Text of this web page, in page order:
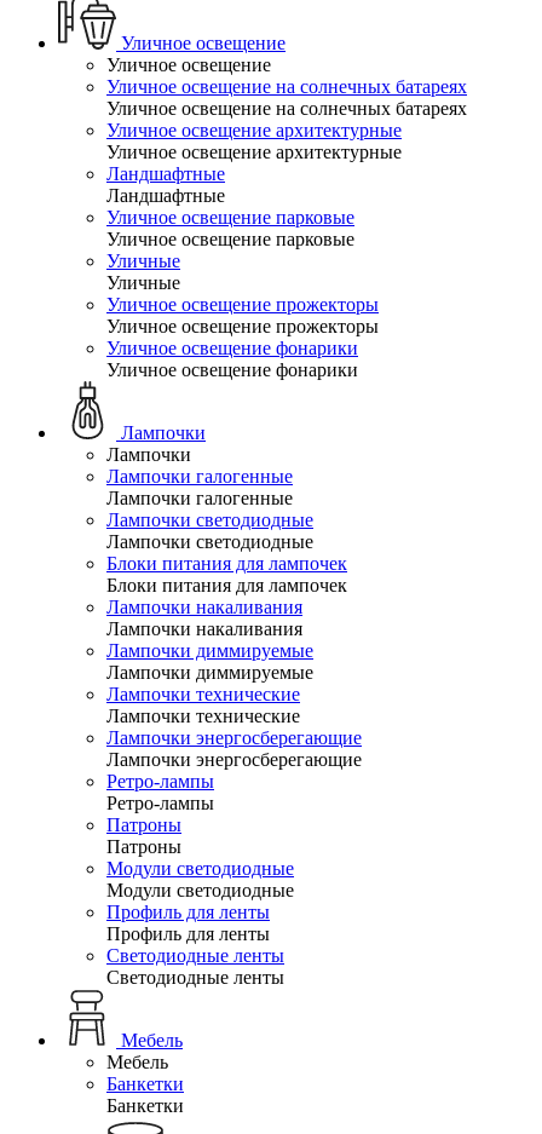
Уличное освещение
Уличное освещение
Уличное освещение на солнечных батареях
Уличное освещение на солнечных батареях
Уличное освещение архитектурные
Уличное освещение архитектурные
Ландшафтные
Ландшафтные
Уличное освещение парковые
Уличное освещение парковые
Уличные
Уличные
Уличное освещение прожекторы
Уличное освещение прожекторы
Уличное освещение фонарики
Уличное освещение фонарики
Лампочки
Лампочки
Лампочки галогенные
Лампочки галогенные
Лампочки светодиодные
Лампочки светодиодные
Блоки питания для лампочек
Блоки питания для лампочек
Лампочки накаливания
Лампочки накаливания
Лампочки диммируемые
Лампочки диммируемые
Лампочки технические
Лампочки технические
Лампочки энергосберегающие
Лампочки энергосберегающие
Ретро-лампы
Ретро-лампы
Патроны
Патроны
Модули светодиодные
Модули светодиодные
Профиль для ленты
Профиль для ленты
Светодиодные ленты
Светодиодные ленты
Мебель
Мебель
Банкетки
Банкетки